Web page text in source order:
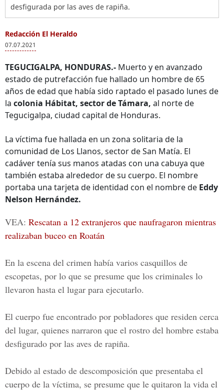
desfigurada por las aves de rapiña.
Redacción El Heraldo
07.07.2021
TEGUCIGALPA, HONDURAS.- Muerto y en avanzado
estado de putrefacción fue hallado un hombre de 65
años de edad que había sido raptado el pasado lunes de
la colonia Hábitat, sector de Támara, al norte de
Tegucigalpa, ciudad capital de Honduras.
La víctima fue hallada en un zona solitaria de la
comunidad de Los Llanos, sector de San Matía. El
cadáver tenía sus manos atadas con una cabuya que
también estaba alrededor de su cuerpo. El nombre
portaba una tarjeta de identidad con el nombre de Eddy
Nelson Hernández.
VEA: Rescatan a 12 extranjeros que naufragaron mientras
realizaban buceo en Roatán
En la escena del crimen había varios casquillos de
escopetas, por lo que se presume que los criminales lo
llevaron hasta el lugar para ejecutarlo.
El cuerpo fue encontrado por pobladores que residen cerca
del lugar, quienes narraron que el rostro del hombre estaba
desfigurado por las aves de rapiña.
Debido al estado de descomposición que presentaba el
cuerpo de la víctima, se presume que le quitaron la vida el